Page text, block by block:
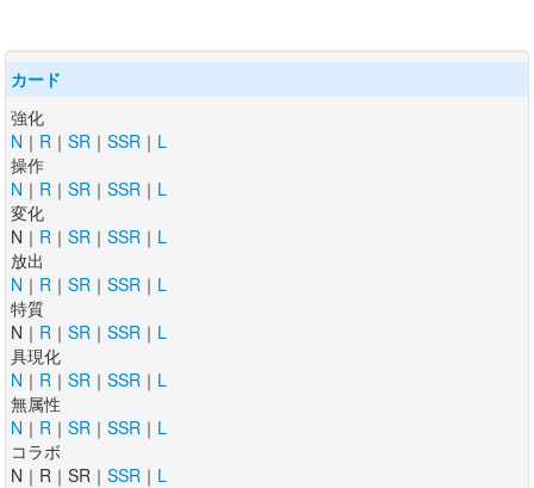
カード
強化
N ｜ R ｜ SR ｜ SSR ｜ L
操作
N ｜ R ｜ SR ｜ SSR ｜ L
変化
N｜ R ｜ SR ｜ SSR ｜ L
放出
N ｜ R ｜ SR ｜ SSR ｜ L
特質
N｜ R ｜ SR ｜ SSR ｜ L
具現化
N ｜ R ｜ SR ｜ SSR ｜ L
無属性
N ｜ R ｜ SR ｜ SSR ｜ L
コラボ
N｜R｜SR｜ SSR ｜ L